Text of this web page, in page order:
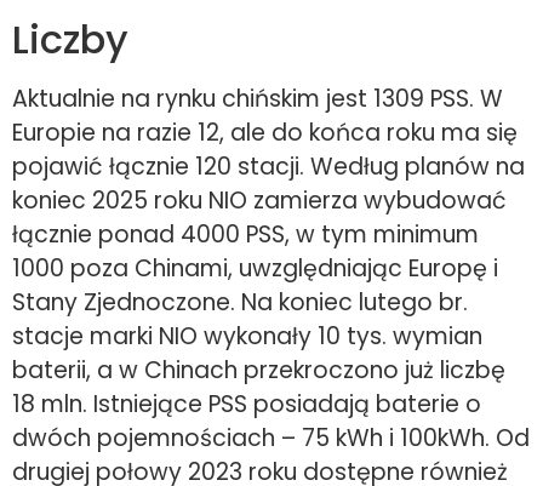
Liczby
Aktualnie na rynku chińskim jest 1309 PSS. W
Europie na razie 12, ale do końca roku ma się
pojawić łącznie 120 stacji. Według planów na
koniec 2025 roku NIO zamierza wybudować
łącznie ponad 4000 PSS, w tym minimum
1000 poza Chinami, uwzględniając Europę i
Stany Zjednoczone. Na koniec lutego br.
stacje marki NIO wykonały 10 tys. wymian
baterii, a w Chinach przekroczono już liczbę
18 mln. Istniejące PSS posiadają baterie o
dwóch pojemnościach – 75 kWh i 100kWh. Od
drugiej połowy 2023 roku dostępne również